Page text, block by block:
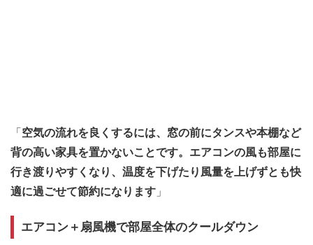
「 空気の流れを良くするには、窓の前にタンスや本棚など
背の高い家具を置かないことです。エアコンの風も部屋に
行き渡りやすくなり、温度を下げたり風量を上げずとも快
適に過ごせて節約になります 」
エアコン＋扇風機で部屋全体のクールダウン